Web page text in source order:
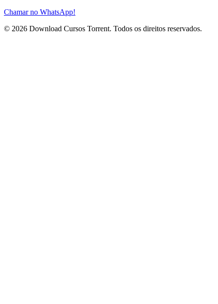
Chamar no WhatsApp!
© 2026 Download Cursos Torrent. Todos os direitos reservados.